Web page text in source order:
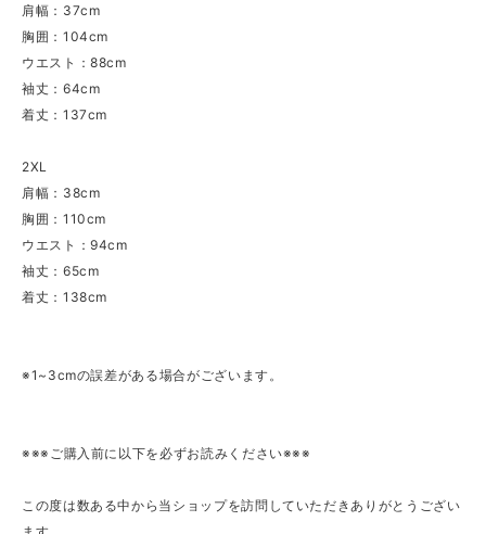
肩幅：37cm
胸囲：104cm
ウエスト：88cm
袖丈：64cm
着丈：137cm
2XL
肩幅：38cm
胸囲：110cm
ウエスト：94cm
袖丈：65cm
着丈：138cm
※1~3cmの誤差がある場合がございます。
※※※ご購入前に以下を必ずお読みください※※※
この度は数ある中から当ショップを訪問していただきありがとうござい